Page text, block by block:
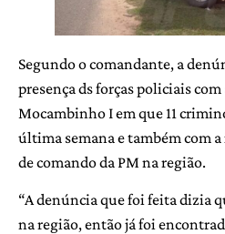
Segundo o comandante, a
presença ds forças policiais com
Mocambinho I em que 11
última semana e também com
de comando da PM na região.
“A denúncia que foi feita dizia
na região, então já foi